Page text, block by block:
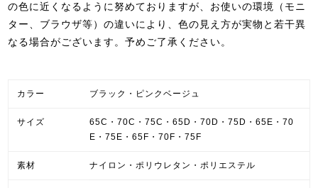
の色に近くなるように努めておりますが、お使いの環境（モニ
ター、ブラウザ等）の違いにより、色の見え方が実物と若干異
なる場合がございます。予めご了承ください。
カラー ブラック・ピンクベージュ
サイズ
65C・70C・75C・65D・70D・75D・65E・70
E・75E・65F・70F・75F
素材 ナイロン・ポリウレタン・ポリエステル